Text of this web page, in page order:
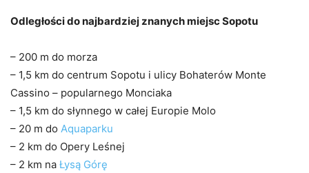
Odległości do najbardziej znanych miejsc Sopotu
– 200 m do morza
– 1,5 km do centrum Sopotu i ulicy Bohaterów Monte
Cassino – popularnego Monciaka
– 1,5 km do słynnego w całej Europie Molo
– 20 m do Aquaparku
– 2 km do Opery Leśnej
– 2 km na Łysą Górę